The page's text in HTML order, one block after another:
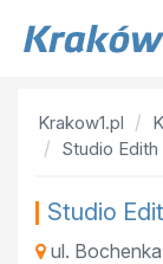
Krakow1.pl
Studio
Studio
ul.